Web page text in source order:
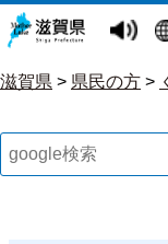
滋賀県 > 県民の方 >